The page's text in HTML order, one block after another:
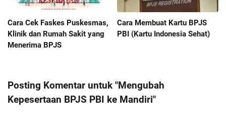
Cara Cek Faskes Puskesmas,
Klinik dan Rumah Sakit yang
Menerima BPJS
Cara Membuat Kartu BPJS
PBI (Kartu Indonesia Sehat)
Posting Komentar untuk "Mengubah
Kepesertaan BPJS PBI ke Mandiri"